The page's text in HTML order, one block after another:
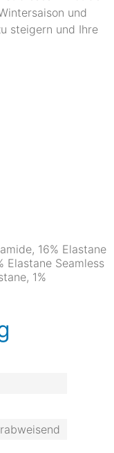
und
steigern und Ihre
16% Elastane
Elastane Seamless
1%